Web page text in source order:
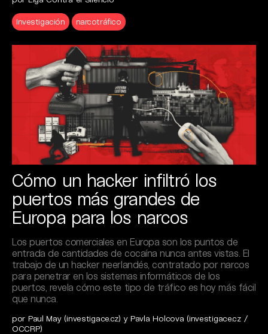
Investigación narcotráfico
Cómo un hacker infiltró los
puertos más grandes de
Europa para los narcos
Los puertos comerciales en Europa son los puntos de
entrada de cantidades de cocaína nunca antes vistas. El
trabajo de un hacker neerlandés, contratado por narcos
para penetrar en los sistemas informáticos de los
puertos, revela cómo este tipo de tráfico es hoy más fácil
que nunca.
por Paul May (investigace.cz) y Pavla Holcova (investigace.cz /
OCCRP)